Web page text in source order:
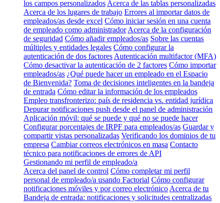
los campos personalizados Acerca de las tablas personalizadas
Acerca de los lugares de trabajo Errores al importar datos de
empleados/as desde excel Cómo iniciar sesión en una cuenta
de empleado como administrador Acerca de la configuración
de seguridad Cómo añadir empleados/as Sobre las cuentas
múltiples y entidades legales Cómo configurar la
autenticación de dos factores Autenticación multifactor (MFA)
Cómo desactivar la autenticación de 2 factores Cómo importar
empleados/as ¿Qué puede hacer un empleado en el Espacio
de Bienvenida? Toma de decisiones inteligentes en la bandeja
de entrada Cómo editar la información de los empleados
Empleo transfronterizo: país de residencia vs. entidad jurídica
Depurar notificaciones push desde el panel de administración
Aplicación móvil: qué se puede y qué no se puede hacer
Configurar porcentajes de IRPF para empleados/as Guardar y
compartir vistas personalizadas Verificando los dominios de tu
empresa Cambiar correos electrónicos en masa Contacto
técnico para notificaciones de errores de API
Gestionando mi perfil de empleado/a
Acerca del panel de control Cómo completar mi perfil
personal de empleado/a usando Factorial Cómo configurar
notificaciones móviles y por correo electrónico Acerca de tu
Bandeja de entrada: notificaciones y solicitudes centralizadas